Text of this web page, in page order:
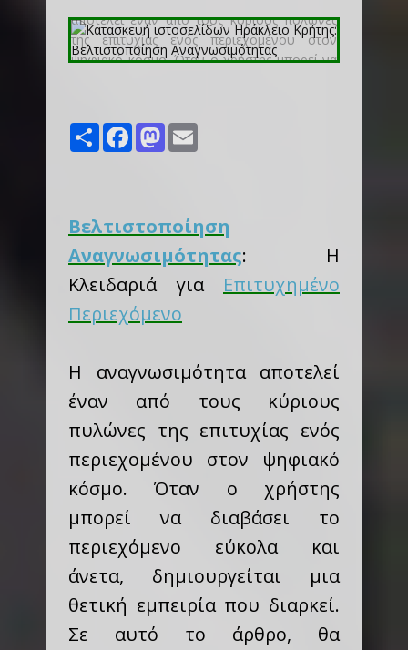
Share FacebookMastodon
Βελτιστοποίηση
Αναγνωσιμότητας: Η
Κλειδαριά για Επιτυχημένο
Περιεχόμενο
Η αναγνωσιμότητα αποτελεί
έναν από τους κύριους
πυλώνες της επιτυχίας ενός
περιεχομένου στον ψηφιακό
κόσμο. Όταν ο χρήστης
μπορεί να διαβάσει το
περιεχόμενο εύκολα και
άνετα, δημιουργείται μια
θετική εμπειρία που διαρκεί.
Σε αυτό το άρθρο, θα